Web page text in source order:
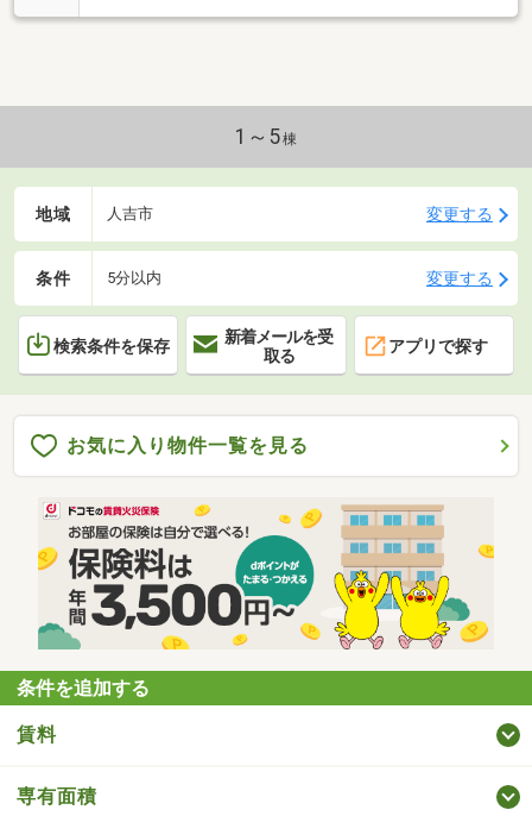
1～5棟
地域 人吉市 変更する
条件 5分以内 変更する
検索条件を保存
新着メールを受
取る
アプリで探す
お気に入り物件一覧を見る
条件を追加する
賃料
専有面積